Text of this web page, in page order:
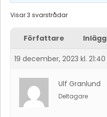
Visar 3 svarstrådar
Författare Inlägg
19 december, 2023 kl. 21:40
Ulf Granlund
Deltagare